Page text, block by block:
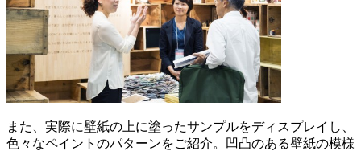
また、実際に壁紙の上に塗ったサンプルをディスプレイし、
色々なペイントのパターンをご紹介。凹凸のある壁紙の模様